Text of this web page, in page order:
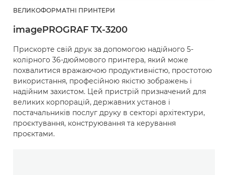
ВЕЛИКОФОРМАТНІ ПРИНТЕРИ
imagePROGRAF TX-3200
Прискорте свій друк за допомогою надійного 5-
колірного 36-дюймового принтера, який може
похвалитися вражаючою продуктивністю, простотою
використання, професійною якістю зображень і
надійним захистом. Цей пристрій призначений для
великих корпорацій, державних установ і
постачальників послуг друку в секторі архітектури,
проєктування, конструювання та керування
проєктами.